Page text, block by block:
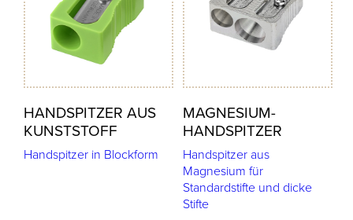
HANDSPITZER AUS
KUNSTSTOFF
Handspitzer in Blockform
MAGNESIUM-
HANDSPITZER
Handspitzer aus
Magnesium für
Standardstifte und dicke
Stifte